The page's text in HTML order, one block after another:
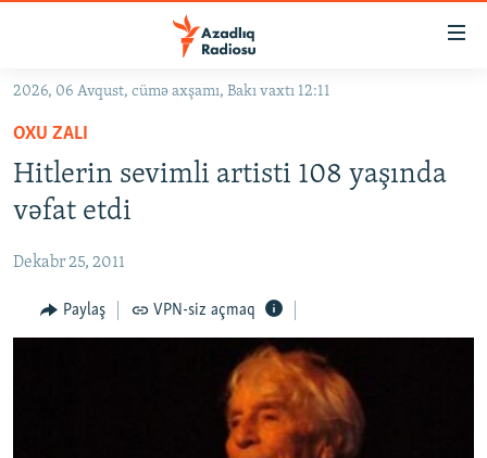
Əsas
qayıt
Əsas
naviqasiyaya
qayıt
Axtarışa
#İZAHLA
KORRUPSIOMETR
FƏRQƏ BAX
QANUNI DOĞRU
2026, 06 Avqust, cümə axşamı, Bakı vaxtı 12:11
OXU ZALI
Hitlerin sevimli artisti 108 yaşında
vəfat etdi
Dekabr 25, 2011
Paylaş VPN-siz açmaq